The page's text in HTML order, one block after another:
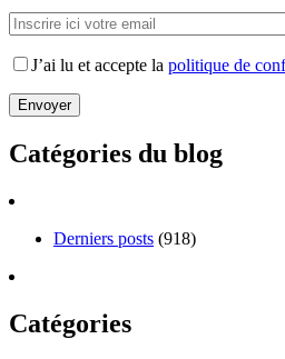
J’ai lu et accepte la politique de
Catégories du blog
Derniers posts (918)
Catégories